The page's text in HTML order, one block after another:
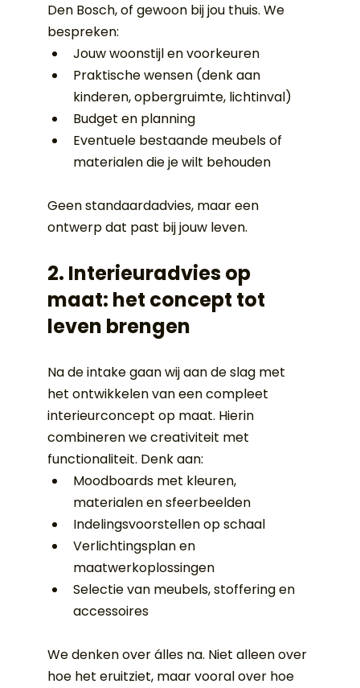
Den Bosch, of gewoon bij jou thuis. We
bespreken:
Jouw woonstijl en voorkeuren
Praktische wensen (denk aan
kinderen, opbergruimte, lichtinval)
Budget en planning
Eventuele bestaande meubels of
materialen die je wilt behouden
Geen standaardadvies, maar een
ontwerp dat past bij jouw leven.
2. Interieuradvies op
maat: het concept tot
leven brengen
Na de intake gaan wij aan de slag met
het ontwikkelen van een compleet
interieurconcept op maat. Hierin
combineren we creativiteit met
functionaliteit. Denk aan:
Moodboards met kleuren,
materialen en sfeerbeelden
Indelingsvoorstellen op schaal
Verlichtingsplan en
maatwerkoplossingen
Selectie van meubels, stoffering en
accessoires
We denken over álles na. Niet alleen over
hoe het eruitziet, maar vooral over hoe